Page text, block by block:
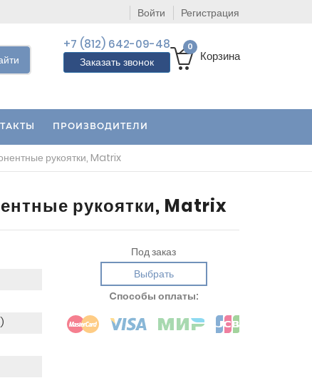
Войти Регистрация
+7 (812) 642-09-48
Заказать звонок
0
Корзина
ПРОИЗВОДИТЕЛИ
рукоятки, Matrix
рукоятки, Matrix
Под заказ
Выбрать
Cпособы оплаты: